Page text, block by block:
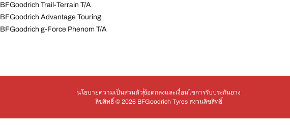
BFGoodrich Trail-Terrain T/A
BFGoodrich Advantage Touring
BFGoodrich g-Force Phenom T/A
นโยบายความเป็นส่วนตัวข้อตกลงและเงื่อนไขการรับประกันยาง
ลิขสิทธิ์ © 2026 BFGoodrich Tyres สงวนลิขสิทธิ์